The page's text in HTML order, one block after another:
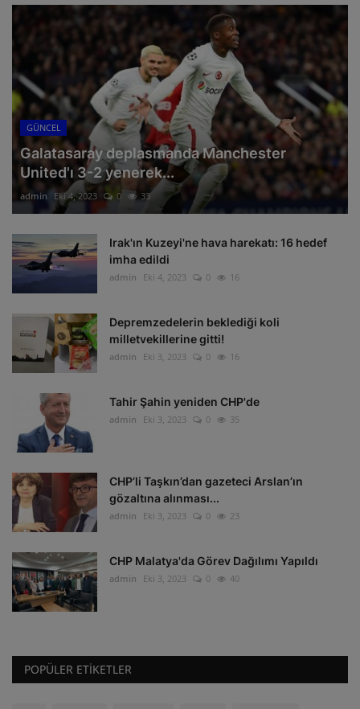
GÜNCEL
Galatasaray deplasmanda Manchester
United'ı 3-2 yenerek...
admin Eki 4, 2023 0 33
Irak'ın Kuzeyi'ne hava harekatı: 16 hedef
imha edildi
admin Eki 4, 2023 0 16
Depremzedelerin beklediği koli
milletvekillerine gitti!
admin Eki 3, 2023 0 16
Tahir Şahin yeniden CHP'de
admin Eki 3, 2023 0 35
CHP’li Taşkın’dan gazeteci Arslan’ın
gözaltına alınması...
admin Eki 3, 2023 0 23
CHP Malatya'da Görev Dağılımı Yapıldı
admin Eki 3, 2023 0 40
POPÜLER ETIKETLER